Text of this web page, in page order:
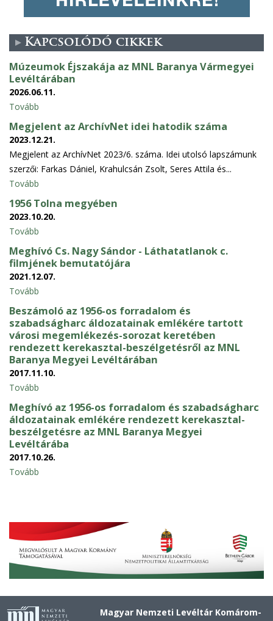
Kapcsolódó cikkek
Múzeumok Éjszakája az MNL Baranya Vármegyei
Levéltárában
2026.06.11.
Tovább
Megjelent az ArchívNet idei hatodik száma
2023.12.21.
Megjelent az ArchívNet 2023/6. száma. Idei utolsó lapszámunk
szerzői: Farkas Dániel, Krahulcsán Zsolt, Seres Attila és...
Tovább
1956 Tolna megyében
2023.10.20.
Tovább
Meghívó Cs. Nagy Sándor - Láthatatlanok c.
filmjének bemutatójára
2021.12.07.
Tovább
Beszámoló az 1956-os forradalom és
szabadságharc áldozatainak emlékére tartott
városi megemlékezés-sorozat keretében
rendezett kerekasztal-beszélgetésről az MNL
Baranya Megyei Levéltárában
2017.11.10.
Tovább
Meghívó az 1956-os forradalom és szabadságharc
áldozatainak emlékére rendezett kerekasztal-
beszélgetésre az MNL Baranya Megyei
Levéltárába
2017.10.26.
Tovább
Magyar Nemzeti Levéltár Komárom-